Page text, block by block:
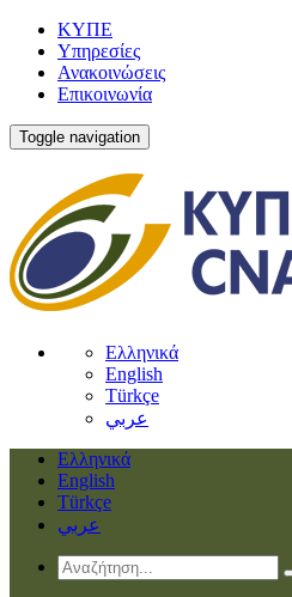
ΚΥΠΕ
Υπηρεσίες
Ανακοινώσεις
Επικοινωνία
Toggle navigation
Ελληνικά
English
Türkçe
عربي
Ελληνικά
English
Türkçe
عربي